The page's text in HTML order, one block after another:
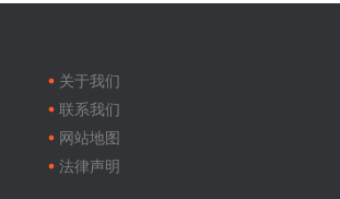
关于我们
联系我们
网站地图
法律声明